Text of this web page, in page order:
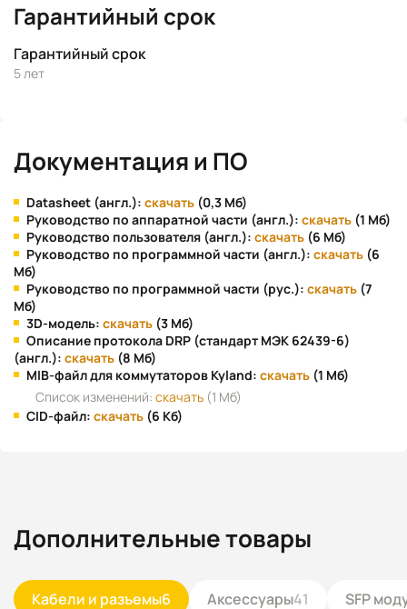
Гарантийный срок
Гарантийный срок
5 лет
Документация и ПО
Datasheet (англ.): скачать (0,3 Мб)
Руководство по аппаратной части (англ.): скачать (1 Мб)
Руководство пользователя (англ.): скачать (6 Мб)
Руководство по программной части (англ.): скачать (6
Мб)
Руководство по программной части (рус.): скачать (7
Мб)
3D-модель: скачать (3 Мб)
Описание протокола DRP (стандарт МЭК 62439-6)
(англ.): скачать (8 Мб)
MIB-файл для коммутаторов Kyland: скачать (1 Мб)
Список изменений: скачать (1 Мб)
CID-файл: скачать (6 Кб)
Дополнительные товары
Кабели и разъемы6 Аксессуары41 SFP